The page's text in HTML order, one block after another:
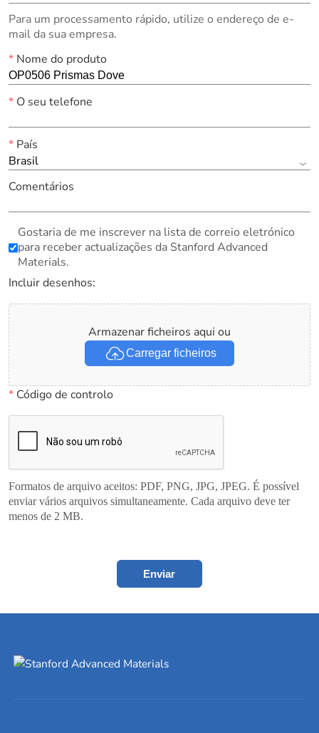
Para um processamento rápido, utilize o endereço de e-
mail da sua empresa.
*Nome do produto
*O seu telefone
*País
Brasil
Comentários
Gostaria de me inscrever na lista de correio eletrónico
para receber actualizações da Stanford Advanced
Materials.
Incluir desenhos:
Armazenar ficheiros aqui ou
Carregar ficheiros
*Código de controlo
Formatos de arquivo aceitos: PDF, PNG, JPG, JPEG. É possível
enviar vários arquivos simultaneamente. Cada arquivo deve ter
menos de 2 MB.
Enviar